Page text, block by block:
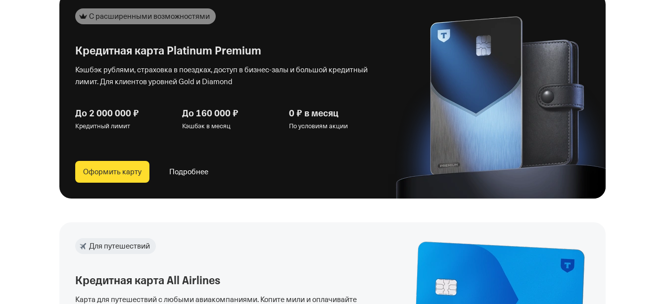
С расширенными возможностями
Кредитная карта Platinum Premium
Кэшбэк рублями, страховка в поездках, доступ вбизнес-залы и большой кредитный
лимит. Для клиентов уровней Gold и Diamond
До 2 000 000 ₽
Кредитный лимит
До 160 000 ₽
Кэшбэк в месяц
0 ₽ в месяц
По условиям акции
Оформить карту Подробнее
Для путешествий
Кредитная карта All Airlines
Карта для путешествий с любыми авиакомпаниями. Копите мили и оплачивайте